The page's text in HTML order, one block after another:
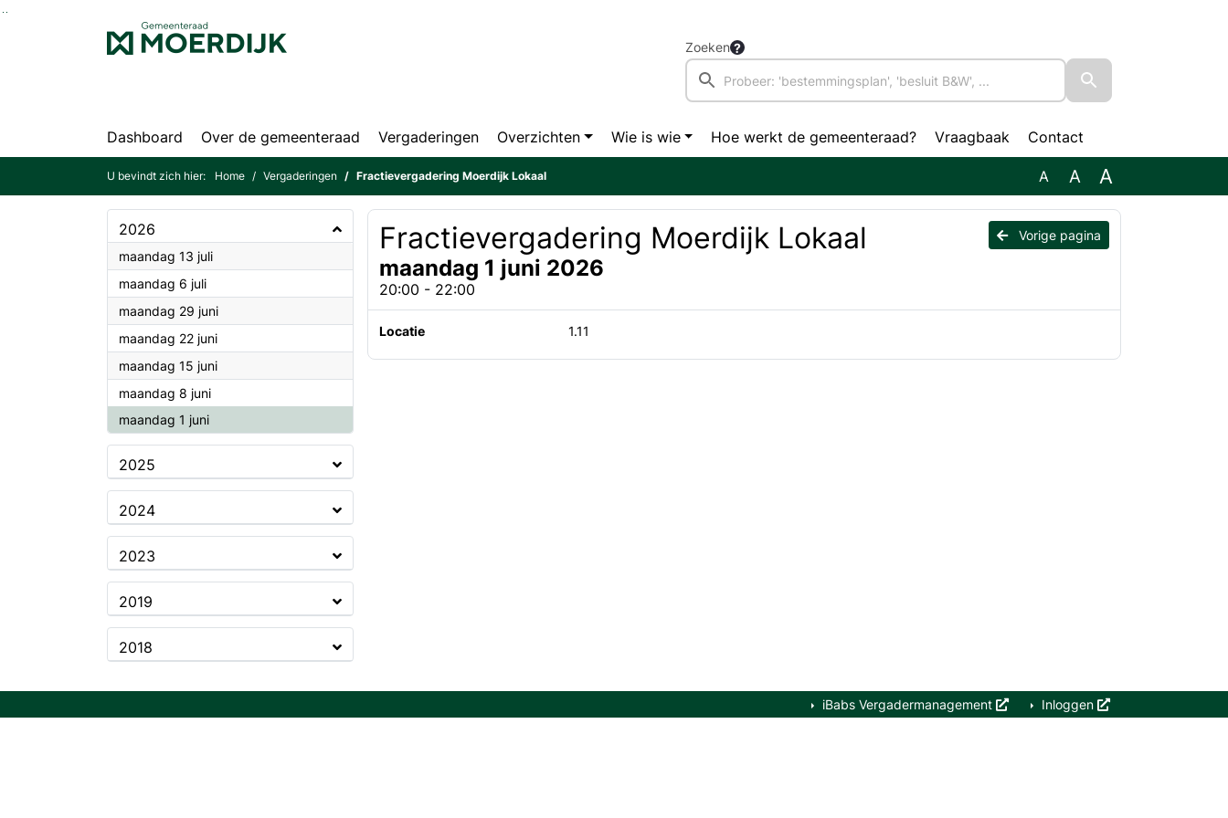
Ga naar de inhoud van deze pagina
Zoeken
Dashboard Over de gemeenteraad Vergaderingen Overzichten Wie is wie Hoe werkt de gemeenteraad? Vraagbaak Contact
U bevindt zich hier: Home Vergaderingen Fractievergadering Moerdijk Lokaal A A A
2026
maandag 13 juli2026
maandag 6 juli2026
maandag 29 juni2026
maandag 22 juni2026
maandag 15 juni2026
maandag 8 juni2026
maandag 1 juni2026
2025
2024
2023
2019
2018
Vorige pagina
Fractievergadering Moerdijk Lokaal
maandag 1 juni 2026
20:00 - 22:00
Locatie 1.11
iBabs Vergadermanagement Inloggen